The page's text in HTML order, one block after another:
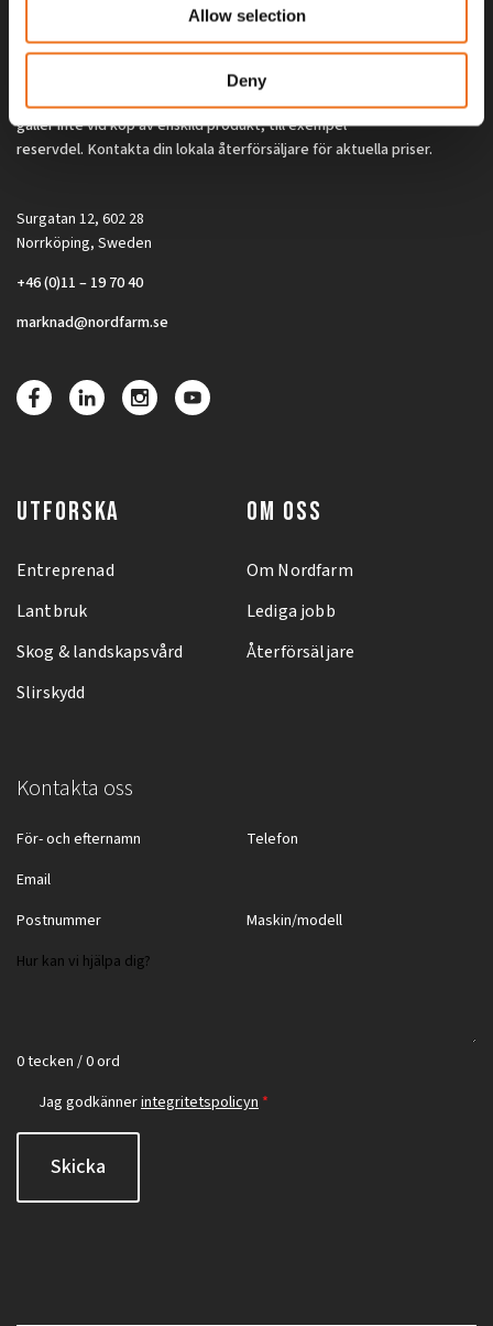
Allow selection
Deny
Alla priser på tillbehör och tillval gäller vid köp av ny maskin. Priserna
gäller inte vid köp av enskild produkt, till exempel
reservdel. Kontakta din lokala återförsäljare för aktuella priser.
Surgatan 12, 602 28
Norrköping, Sweden
+46 (0)11 – 19 70 40
marknad@nordfarm.se
UTFORSKA
Entreprenad
Lantbruk
Skog & landskapsvård
Slirskydd
OM OSS
Om Nordfarm
Lediga jobb
Återförsäljare
Kontakta oss
0 tecken / 0 ord
Jag godkännerintegritetspolicyn *
Skicka